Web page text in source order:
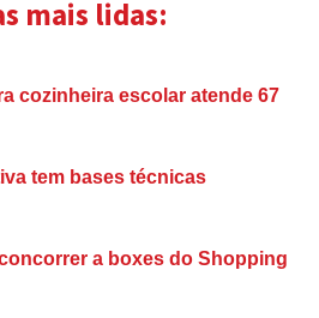
mais lidas:
cozinheira escolar atende 67
tem bases técnicas
a boxes do Shopping